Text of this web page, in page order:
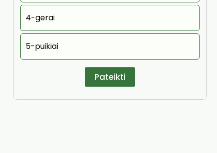
4-gerai
5-puikiai